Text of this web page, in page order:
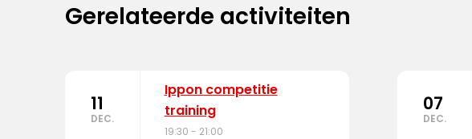
Gerelateerde activiteiten
11
DEC.
Ippon competitie
training
19:30 - 21:00
07
DEC.